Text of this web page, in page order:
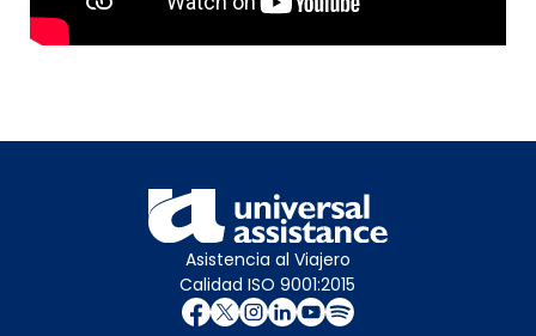
Asistencia al Viajero
Calidad ISO 9001:2015